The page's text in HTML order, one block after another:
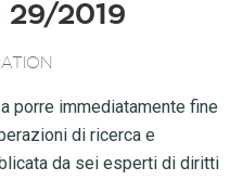
2019
porre immediatamente fine
di ricerca e
da sei esperti di diritti